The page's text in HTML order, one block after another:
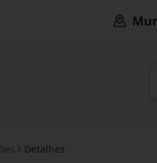
Detalhes